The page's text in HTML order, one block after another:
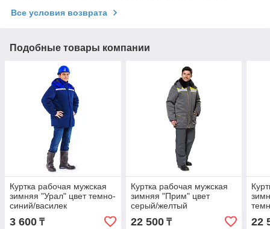
Все условия возврата
Подобные товары компании
Куртка рабочая мужская
зимняя "Урал" цвет темно-
синий/василек
3 600 ₸
Куртка рабочая мужская
зимняя "Прим" цвет
серый/желтый
22 500₸ 22